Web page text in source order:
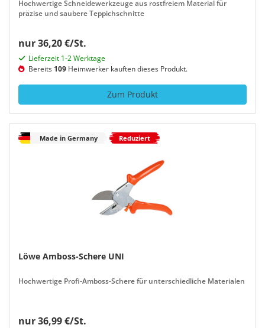
Hochwertige Schneidewerkzeuge aus rostfreiem Material für
präzise und saubere Teppichschnitte
nur 36,20 €/St.
Lieferzeit 1-2 Werktage
Bereits 109 Heimwerker kauften dieses Produkt.
Zum Produkt
Made in Germany Reduziert
Löwe Amboss-Schere UNI
Hochwertige Profi-Amboss-Schere für unterschiedliche Materialen
nur 36,99 €/St.